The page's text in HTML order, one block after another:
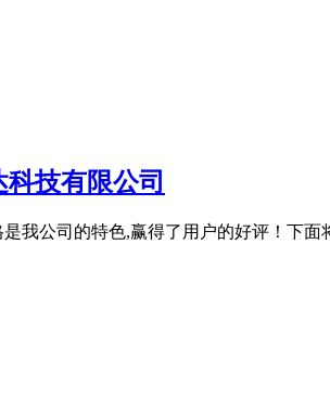
技有限公司
我公司的特色,赢得了用户的好评！下